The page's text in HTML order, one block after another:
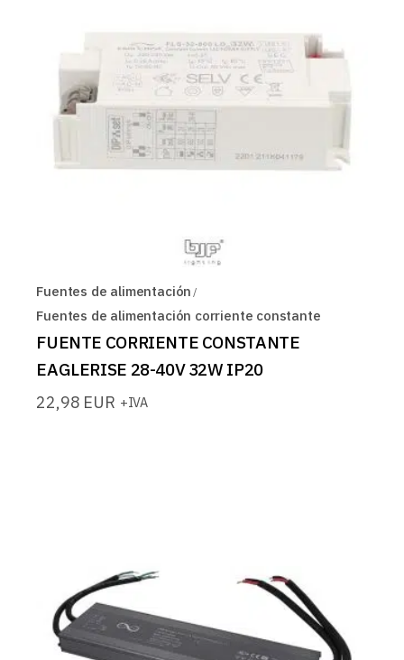
Fuentes de alimentación
Fuentes de alimentación corriente constante
FUENTE CORRIENTE CONSTANTE
EAGLERISE 28-40V 32W IP20
22,98 EUR +IVA